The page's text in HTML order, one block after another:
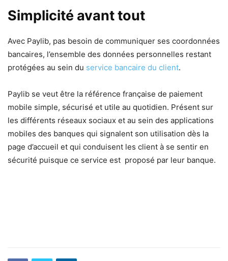
Simplicité avant tout
Avec Paylib, pas besoin de communiquer ses coordonnées
bancaires, l’ensemble des données personnelles restant
protégées au sein du service bancaire du client.
Paylib se veut être la référence française de paiement
mobile simple, sécurisé et utile au quotidien. Présent sur
les différents réseaux sociaux et au sein des applications
mobiles des banques qui signalent son utilisation dès la
page d’accueil et qui conduisent les client à se sentir en
sécurité puisque ce service est proposé par leur banque.